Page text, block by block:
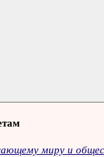
Поиск
миру и